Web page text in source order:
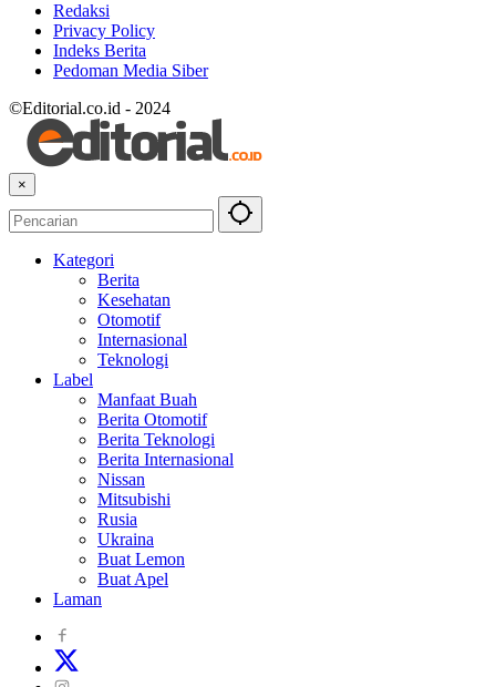
Redaksi
Privacy Policy
Indeks Berita
Pedoman Media Siber
©Editorial.co.id - 2024
×
Kategori
Berita
Kesehatan
Otomotif
Internasional
Teknologi
Label
Manfaat Buah
Berita Otomotif
Berita Teknologi
Berita Internasional
Nissan
Mitsubishi
Rusia
Ukraina
Buat Lemon
Buat Apel
Laman